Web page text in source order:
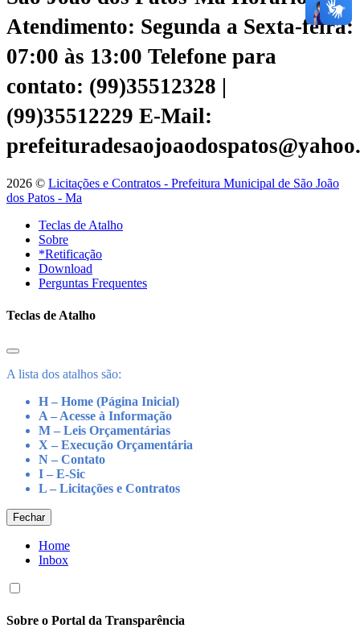
Atendimento: Segunda a Sexta-feira:
07:00 às 13:00 Telefone para
contato: (99)35512328 |
(99)35512229 E-Mail:
2026 © Licitações e Contratos - Prefeitura Municipal de São João
dos Patos - Ma
Teclas de Atalho
Sobre
*Retificação
Download
Perguntas Frequentes
Teclas de Atalho
A lista dos atalhos são:
H – Home (Página Inicial)
A – Acesse à Informação
M – Leis Orçamentárias
X – Execução Orçamentária
N – Contato
I – E-Sic
L – Licitações e Contratos
Fechar
Home
Inbox
Sobre o Portal da Transparência